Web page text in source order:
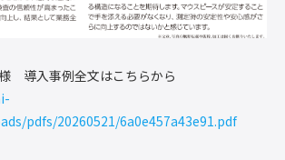
導入事例全文はこちらから
pdfs/20260521/6a0e457a43e91.pdf